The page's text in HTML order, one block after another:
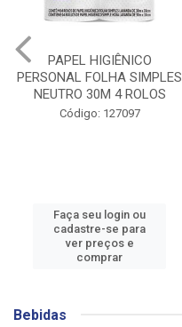
PAPEL HIGIÊNICO
PERSONAL FOLHA SIMPLES
NEUTRO 30M 4 ROLOS
Código: 127097
Faça seu login ou
cadastre-se para
ver preços e
comprar
Bebidas